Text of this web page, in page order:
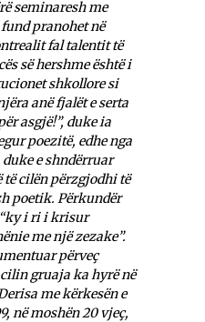
seminaresh me
pranohet në
fal talentit të
së hershme është i
shkollore si
anë fjalët e serta
asgjë!”, duke ia
poezitë, edhe nga
e shndërruar
cilën përzgjodhi të
poetik. Përkundër
i ri i krisur
me një zezake”.
përveç
gruaja ka hyrë në
me kërkesën e
në moshën 20 vjeç,